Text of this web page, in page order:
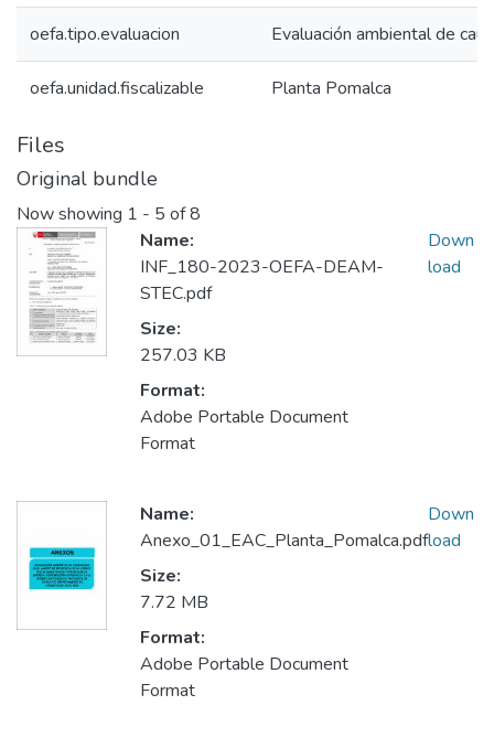
oefa.tipo.evaluacion Evaluación ambiental de
oefa.unidad.fiscalizable Planta Pomalca
Files
Original bundle
Now showing 1 - 5 of 8
Name:
INF_180-2023-OEFA-DEAM-
STEC.pdf
Size:
257.03 KB
Format:
Adobe Portable Document
Format
Down
load
Name:
Anexo_01_EAC_Planta_Pomalca.pdf
Size:
7.72 MB
Format:
Adobe Portable Document
Format
Down
load